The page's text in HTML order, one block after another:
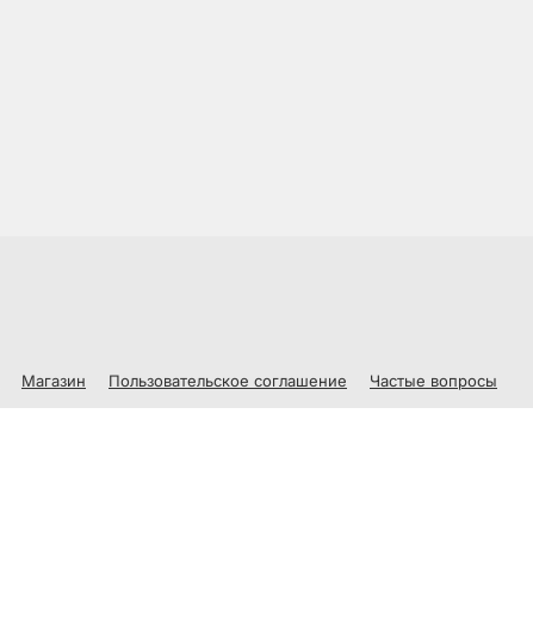
Магазин Пользовательское соглашение Частые вопросы